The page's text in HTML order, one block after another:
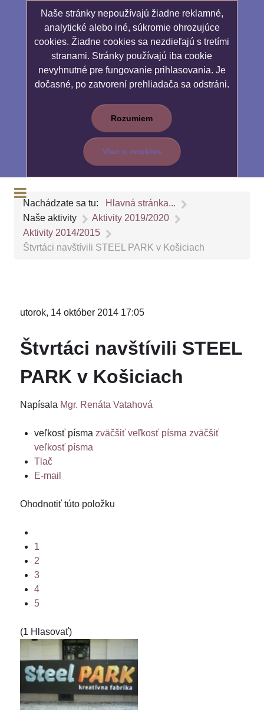
Naše stránky nepoužívajú žiadne reklamné,
analytické alebo iné, súkromie ohrozujúce
cookies. Žiadne cookies sa nezdieľajú s tretími
stranami. Stránky používajú iba cookie
nevyhnutné pre fungovanie prihlasovania. Je
dočasné, po zatvorení prehliadača sa odstráni.
Rozumiem
Viac o cookies
Nachádzate sa tu:
Hlavná stránka...
Naše aktivity
Aktivity 2019/2020
Aktivity 2014/2015
Štvrtáci navštívili STEEL PARK v Košiciach
utorok, 14 október 2014 17:05
Štvrtáci navštívili STEEL
PARK v Košiciach
Napísala Mgr. Renáta Vatahová
veľkosť písma zväčšiť veľkosť písma zväčšiť
veľkosť písma
Tlač
E-mail
Ohodnotiť túto položku
1
2
3
4
5
(1 Hlasovať)